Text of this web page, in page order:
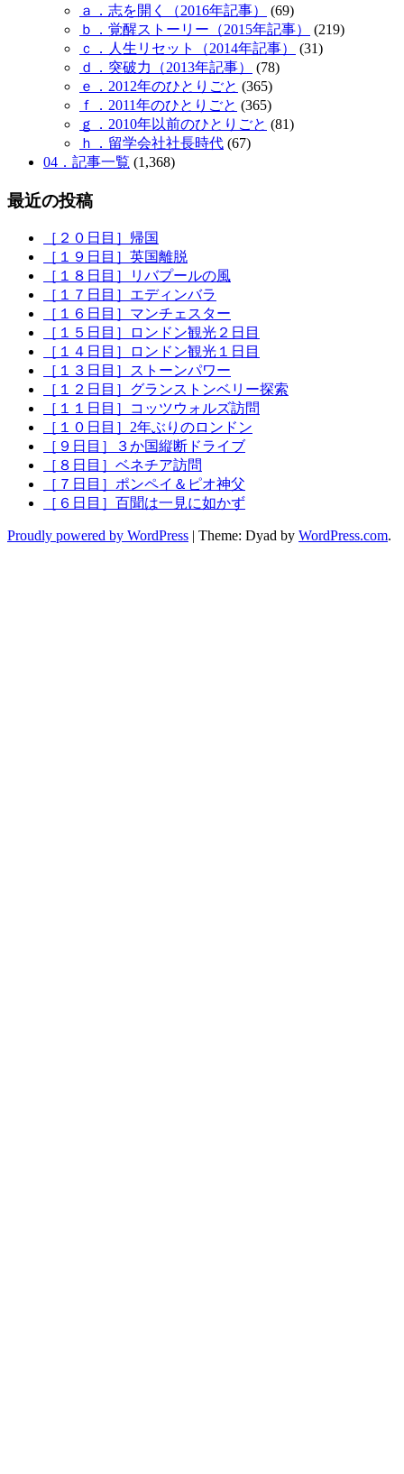
ａ．志を開く（2016年記事）
(69)
ｂ．覚醒ストーリー（2015年記事）
(219)
ｃ．人生リセット（2014年記事）
(31)
ｄ．突破力（2013年記事）
(78)
ｅ．2012年のひとりごと (365)
ｆ．2011年のひとりごと (365)
ｇ．2010年以前のひとりごと (81)
ｈ．留学会社社長時代 (67)
04．記事一覧 (1,368)
最近の投稿
［２０日目］帰国
［１９日目］英国離脱
［１８日目］リバプールの風
［１７日目］エディンバラ
［１６日目］マンチェスター
［１５日目］ロンドン観光２日目
［１４日目］ロンドン観光１日目
［１３日目］ストーンパワー
［１２日目］グランストンベリー探索
［１１日目］コッツウォルズ訪問
［１０日目］2年ぶりのロンドン
［９日目］３か国縦断ドライブ
［８日目］ベネチア訪問
［７日目］ポンペイ＆ピオ神父
［６日目］百聞は一見に如かず
Proudly powered by WordPress | Theme: Dyad by WordPress.com.